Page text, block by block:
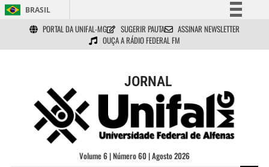
BRASIL
Simplifique!
Comunica BR
Acesso à informação
Legislação
Canais
PORTAL DA UNIFAL-MG SUGERIR PAUTA
ASSINAR NEWSLETTER
OUÇA A RÁDIO FEDERAL FM
JORNAL
Volume 6 | Número 60 | Agosto 2026